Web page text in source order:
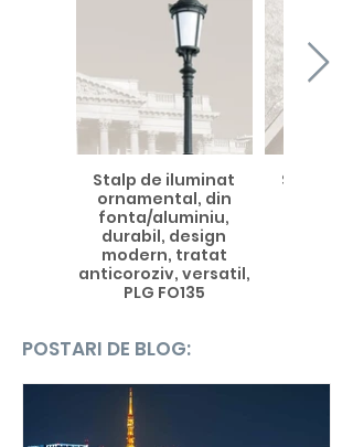
Stalp de iluminat
ornamental, din
fonta/aluminiu,
durabil, design
modern, tratat
anticoroziv, versatil,
PLG FO135
Stalp de
POSTARI DE BLOG: